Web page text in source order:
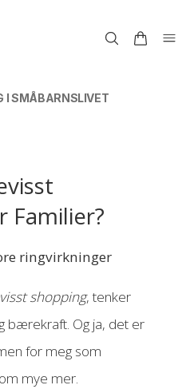
I SMÅBARNSLIVET
Familier?
ringvirkninger
shopping, tenker
bærekraft. Og ja, det er
for meg som
mye mer.